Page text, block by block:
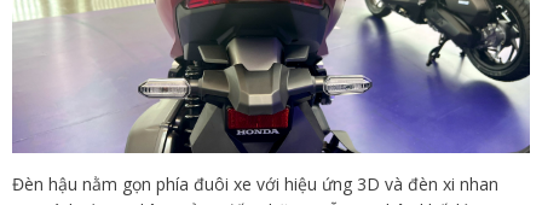
Đèn hậu nằm gọn phía đuôi xe với hiệu ứng 3D và đèn xi nhan